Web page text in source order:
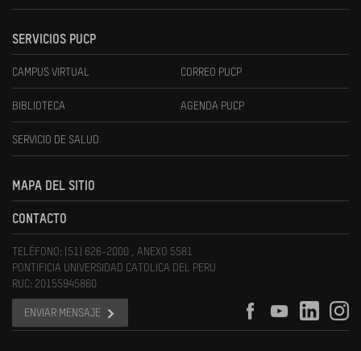
SERVICIOS PUCP
CAMPUS VIRTUAL CORREO PUCP
BIBLIOTECA AGENDA PUCP
SERVICIO DE SALUD
MAPA DEL SITIO
CONTACTO
TELÉFONO: (51) 626-2000 , ANEXO 5581
PONTIFICIA UNIVERSIDAD CATOLICA DEL PERU
RUC: 20155945860
ENVIAR MENSAJE